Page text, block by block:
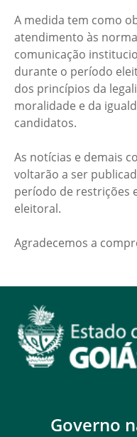
A medida tem como
atendimento às
comunicação
durante o período
dos princípios da
moralidade e da
candidatos.
As notícias e demais
voltarão a ser
período de restrições
eleitoral.
Agradecemos a
Governo